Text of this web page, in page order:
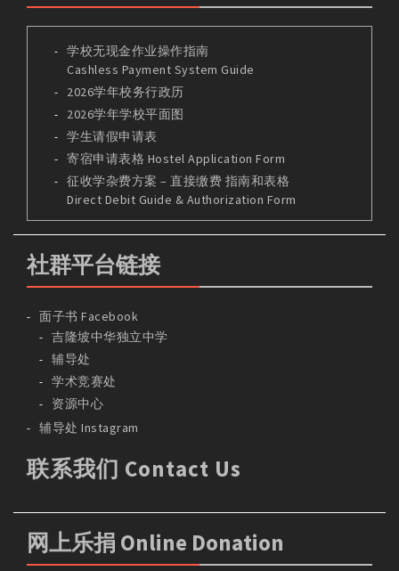
学校无现金作业操作指南
Cashless Payment System Guide
2026学年校务行政历
2026学年学校平面图
学生请假申请表
寄宿申请表格 Hostel Application Form
征收学杂费方案 – 直接缴费 指南和表格
Direct Debit Guide & Authorization Form
社群平台链接
面子书 Facebook
吉隆坡中华独立中学
辅导处
学术竞赛处
资源中心
辅导处 Instagram
联系我们 Contact Us
网上乐捐 Online Donation